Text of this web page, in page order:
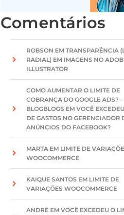
Comentários
ROBSON EM TRANSPARÊNCIA
RADIAL) EM IMAGENS NO
ILLUSTRATOR
COMO AUMENTAR O LIMITE DE
COBRANÇA DO GOOGLE ADS? -
BLOGBLOGS EM VOCÊ
DE GASTOS NO GERENCIADOR
ANÚNCIOS DO FACEBOOK?
MARTA EM LIMITE DE
WOOCOMMERCE
KAIQUE SANTOS EM LIMITE DE
VARIAÇÕES WOOCOMMERCE
ANDRÉ EM VOCÊ EXCEDEU O